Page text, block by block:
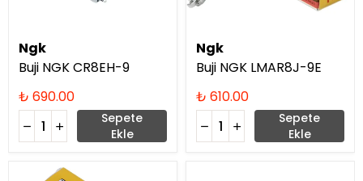
Ngk
Buji NGK CR8EH-9
₺ 690.00
Sepete
Ekle
Ngk
Buji NGK LMAR8J-9E
₺ 610.00
Sepete
Ekle